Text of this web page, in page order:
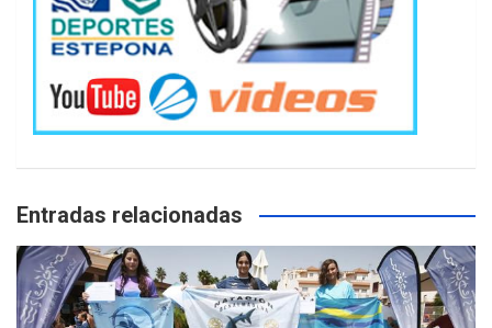
Entradas relacionadas